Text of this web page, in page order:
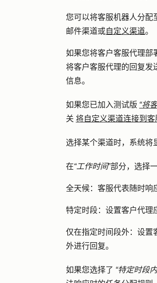
您可以将客服机器人分配
邮件渠道或自定义渠道。
如果您将客户客服代理部
将客户客服代理的回复发
信息。
如果您已加入测试版 “将
关 将自定义渠道连接到客
选择某个渠道时，系统将
在“工作时间”部分，选择
全天候：客服代表随时响
特定时段：设置客户代理
仅在指定时间段外：设置
外进行回复。
如果您选择了 “特定时段内